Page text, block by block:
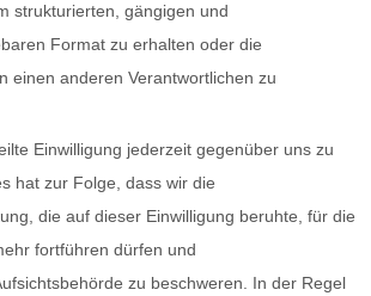
strukturierten, gängigen und
Format zu erhalten oder die
einen anderen Verantwortlichen zu
Einwilligung jederzeit gegenüber uns zu
hat zur Folge, dass wir die
die auf dieser Einwilligung beruhte, für die
fortführen dürfen und
zu beschweren. In der Regel